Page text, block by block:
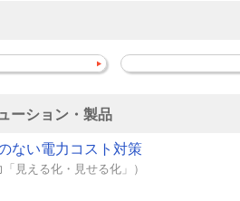
ーション・製品
ない電力コスト対策
「見える化・見せる化」）